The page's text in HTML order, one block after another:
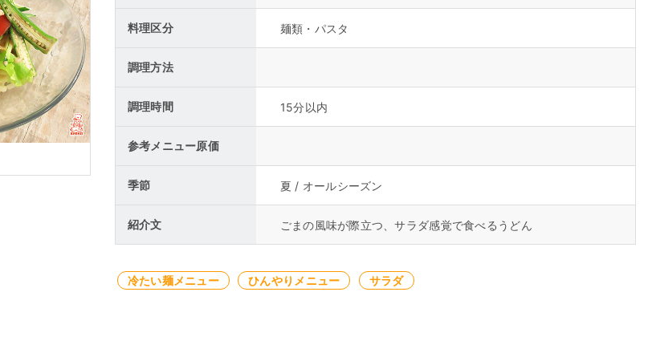
料理区分 麺類・パスタ
調理方法
調理時間 15分以内
参考メニュー原価
季節 夏 / オールシーズン
紹介文 ごまの風味が際立つ、サラダ感覚で食べるうどん
冷たい麺メニュー ひんやりメニュー サラダ